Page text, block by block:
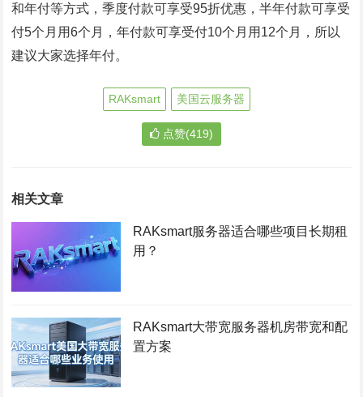
和年付等方式，季度付款可享受95折优惠，半年付款可享受
付5个月用6个月，年付款可享受付10个月用12个月，所以
建议大家选择年付。
RAKsmart 美国云服务器
点赞(419)
相关文章
RAKsmart服务器适合哪些项目长期租
用？
RAKsmart大带宽服务器机房带宽和配
置方案